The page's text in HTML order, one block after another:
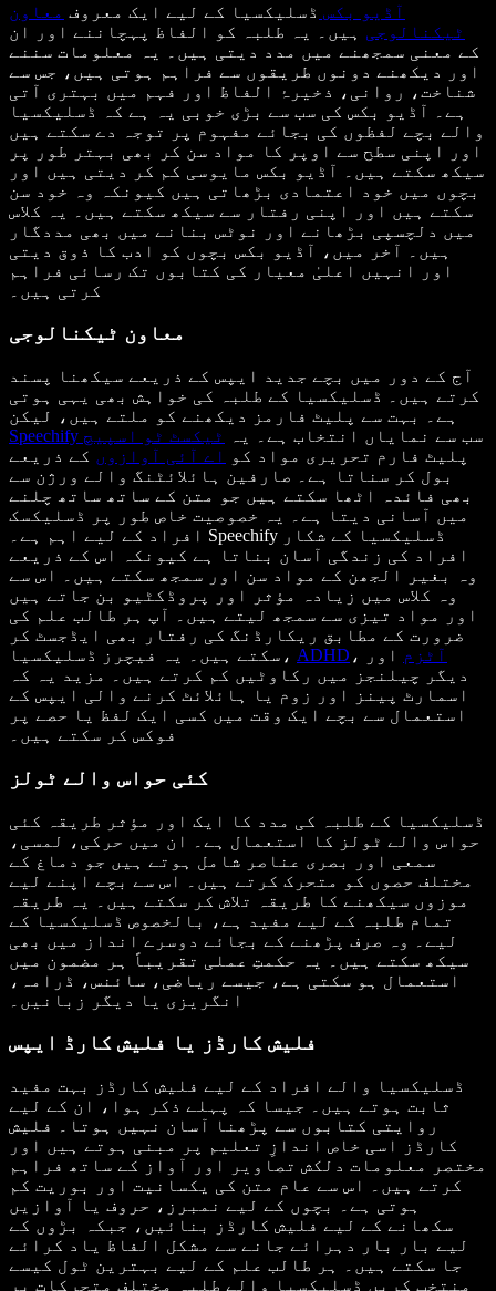
آڈیو بکس ڈسلیکسیا کے لیے ایک معروف معاون
ٹیکنالوجی ہیں۔ یہ طلبہ کو الفاظ پہچاننے اور ان
کے معنی سمجھنے میں مدد دیتی ہیں۔ یہ معلومات سننے
اور دیکھنے دونوں طریقوں سے فراہم ہوتی ہیں، جس سے
شناخت، روانی، ذخیرۂ الفاظ اور فہم میں بہتری آتی
ہے۔ آڈیو بکس کی سب سے بڑی خوبی یہ ہے کہ ڈسلیکسیا
والے بچے لفظوں کی بجائے مفہوم پر توجہ دے سکتے ہیں
اور اپنی سطح سے اوپر کا مواد سن کر بھی بہتر طور پر
سیکھ سکتے ہیں۔ آڈیو بکس مایوسی کم کر دیتی ہیں اور
بچوں میں خود اعتمادی بڑھاتی ہیں کیونکہ وہ خود سن
سکتے ہیں اور اپنی رفتار سے سیکھ سکتے ہیں۔ یہ کلاس
میں دلچسپی بڑھانے اور نوٹس بنانے میں بھی مددگار
ہیں۔ آخر میں، آڈیو بکس بچوں کو ادب کا ذوق دیتی
اور انہیں اعلیٰ معیار کی کتابوں تک رسائی فراہم
کرتی ہیں۔
معاون ٹیکنالوجی
آج کے دور میں بچے جدید ایپس کے ذریعے سیکھنا پسند
کرتے ہیں۔ ڈسلیکسیا کے طلبہ کی خواہش بھی یہی ہوتی
ہے۔ بہت سے پلیٹ فارمز دیکھنے کو ملتے ہیں، لیکن
Speechify
سب سے نمایاں انتخاب ہے۔ یہ
ٹیکسٹ ٹو اسپیچ
پلیٹ فارم تحریری مواد کو
اے آئی آوازوں کے ذریعے
بول کر سناتا ہے۔ صارفین ہائلائٹنگ والے ورژن سے
بھی فائدہ اٹھا سکتے ہیں جو متن کے ساتھ ساتھ چلنے
میں آسانی دیتا ہے۔ یہ خصوصیت خاص طور پر ڈسلیکسک
افراد کے لیے اہم ہے۔ Speechify ڈسلیکسیا کے شکار
افراد کی زندگی آسان بناتا ہے کیونکہ اس کے ذریعے
وہ بغیر الجھن کے مواد سن اور سمجھ سکتے ہیں۔ اس سے
وہ کلاس میں زیادہ مؤثر اور پروڈکٹیو بن جاتے ہیں
اور مواد تیزی سے سمجھ لیتے ہیں۔ آپ ہر طالب علم کی
ضرورت کے مطابق ریکارڈنگ کی رفتار بھی ایڈجسٹ کر
سکتے ہیں۔ یہ فیچرز ڈسلیکسیا، ADHD ، آٹزم اور
دیگر چیلنجز میں رکاوٹیں کم کرتے ہیں۔ مزید یہ کہ
اسمارٹ پینز اور زوم یا ہائلائٹ کرنے والی ایپس کے
استعمال سے بچے ایک وقت میں کسی ایک لفظ یا حصے پر
فوکس کر سکتے ہیں۔
کئی حواس والے ٹولز
ڈسلیکسیا کے طلبہ کی مدد کا ایک اور مؤثر طریقہ کئی
حواس والے ٹولز کا استعمال ہے۔ ان میں حرکی، لمسی،
سمعی اور بصری عناصر شامل ہوتے ہیں جو دماغ کے
مختلف حصوں کو متحرک کرتے ہیں۔ اس سے بچے اپنے لیے
موزوں سیکھنے کا طریقہ تلاش کر سکتے ہیں۔ یہ طریقہ
تمام طلبہ کے لیے مفید ہے، بالخصوص ڈسلیکسیا کے
لیے۔ وہ صرف پڑھنے کے بجائے دوسرے انداز میں بھی
سیکھ سکتے ہیں۔ یہ حکمتِ عملی تقریباً ہر مضمون میں
استعمال ہو سکتی ہے، جیسے ریاضی، سائنس، ڈرامہ،
انگریزی یا دیگر زبانیں۔
فلیش کارڈز یا فلیش کارڈ ایپس
ڈسلیکسیا والے افراد کے لیے فلیش کارڈز بہت مفید
ثابت ہوتے ہیں۔ جیسا کہ پہلے ذکر ہوا، ان کے لیے
روایتی کتابوں سے پڑھنا آسان نہیں ہوتا۔ فلیش
کارڈز اسی خاص اندازِ تعلیم پر مبنی ہوتے ہیں اور
مختصر معلومات دلکش تصاویر اور آواز کے ساتھ فراہم
کرتے ہیں۔ اس سے عام متن کی یکسانیت اور بوریت کم
ہوتی ہے۔ بچوں کے لیے نمبرز، حروف یا آوازیں
سکھانے کے لیے فلیش کارڈز بنائیں، جبکہ بڑوں کے
لیے بار بار دہرائے جانے سے مشکل الفاظ یاد کرائے
جا سکتے ہیں۔ ہر طالب علم کے لیے بہترین ٹول کیسے
منتخب کریں ڈسلیکسیا والے طلبہ مختلف متحرکات پر